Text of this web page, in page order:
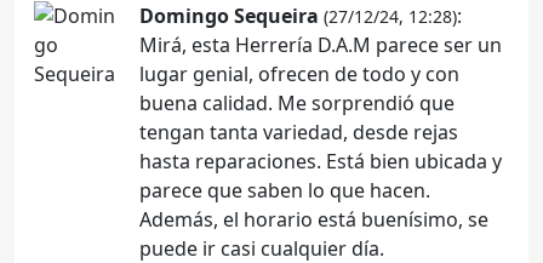
Domingo Sequeira (27/12/24, 12:28):
Mirá, esta Herrería D.A.M parece ser un
lugar genial, ofrecen de todo y con
buena calidad. Me sorprendió que
tengan tanta variedad, desde rejas
hasta reparaciones. Está bien ubicada y
parece que saben lo que hacen.
Además, el horario está buenísimo, se
puede ir casi cualquier día.